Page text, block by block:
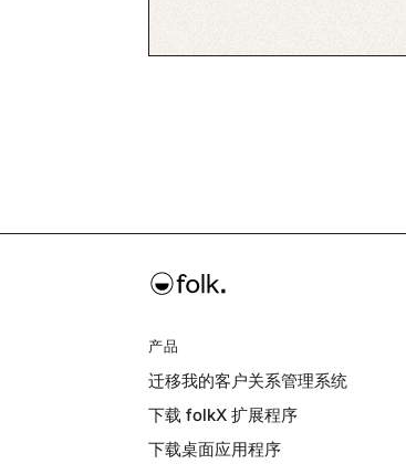
产品
迁移我的客户关系管理系统
下载 folkX 扩展程序
下载桌面应用程序